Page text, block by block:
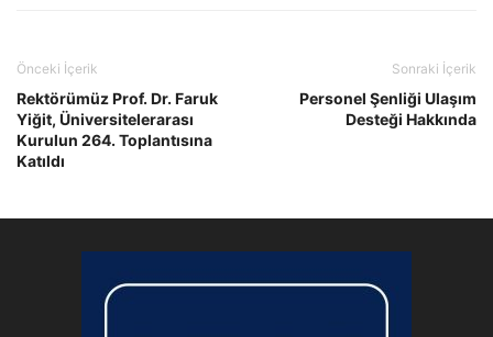
Önceki İçerik
Rektörümüz Prof. Dr. Faruk
Yiğit, Üniversitelerarası
Kurulun 264. Toplantısına
Katıldı
Sonraki İçerik
Personel Şenliği Ulaşım
Desteği Hakkında